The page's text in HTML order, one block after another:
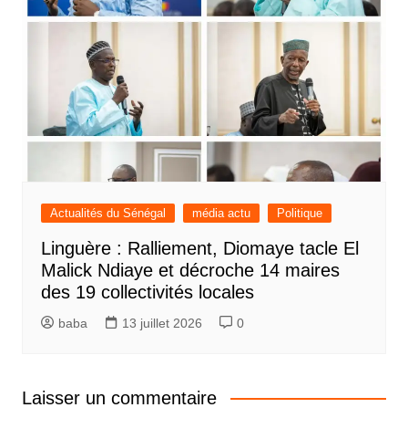
Actualités du Sénégal média actu Politique
Linguère : Ralliement, Diomaye tacle El
Malick Ndiaye et décroche 14 maires
des 19 collectivités locales
baba 13 juillet 2026 0
Laisser un commentaire